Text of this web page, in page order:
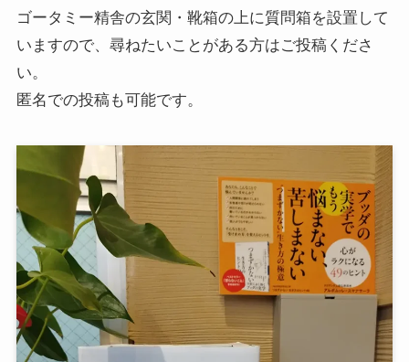
ゴータミー精舎の玄関・靴箱の上に質問箱を設置して
いますので、尋ねたいことがある方はご投稿くださ
い。
匿名での投稿も可能です。